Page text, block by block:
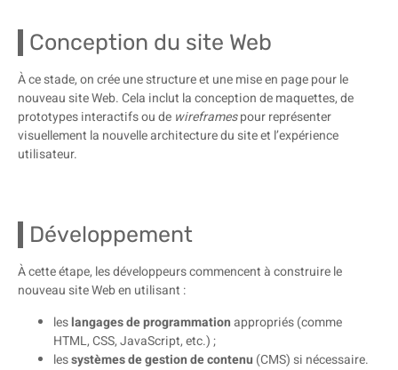
Conception du site Web
À ce stade, on crée une structure et une mise en page pour le
nouveau site Web. Cela inclut la conception de maquettes, de
prototypes interactifs ou de wireframespour représenter
visuellement la nouvelle architecture du site et l’expérience
utilisateur.
Développement
À cette étape, les développeurs commencent à construire le
nouveau site Web en utilisant :
leslangages de programmationappropriés (comme
HTML, CSS, JavaScript, etc.) ;
lessystèmes de gestion de contenu (CMS) si nécessaire.